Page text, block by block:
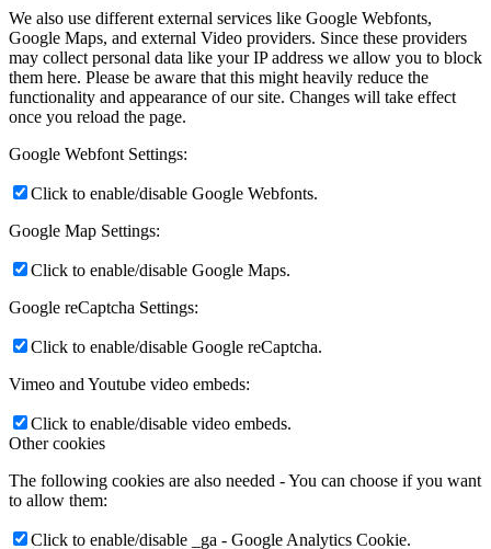
We also use different external services like Google Webfonts,
Google Maps, and external Video providers. Since these providers
may collect personal data like your IP address we allow you to block
them here. Please be aware that this might heavily reduce the
functionality and appearance of our site. Changes will take effect
once you reload the page.
Google Webfont Settings:
Click to enable/disable Google Webfonts.
Google Map Settings:
Click to enable/disable Google Maps.
Google reCaptcha Settings:
Click to enable/disable Google reCaptcha.
Vimeo and Youtube video embeds:
Click to enable/disable video embeds.
Other cookies
The following cookies are also needed - You can choose if you want
to allow them:
Click to enable/disable _ga - Google Analytics Cookie.